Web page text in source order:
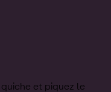
et piquez le